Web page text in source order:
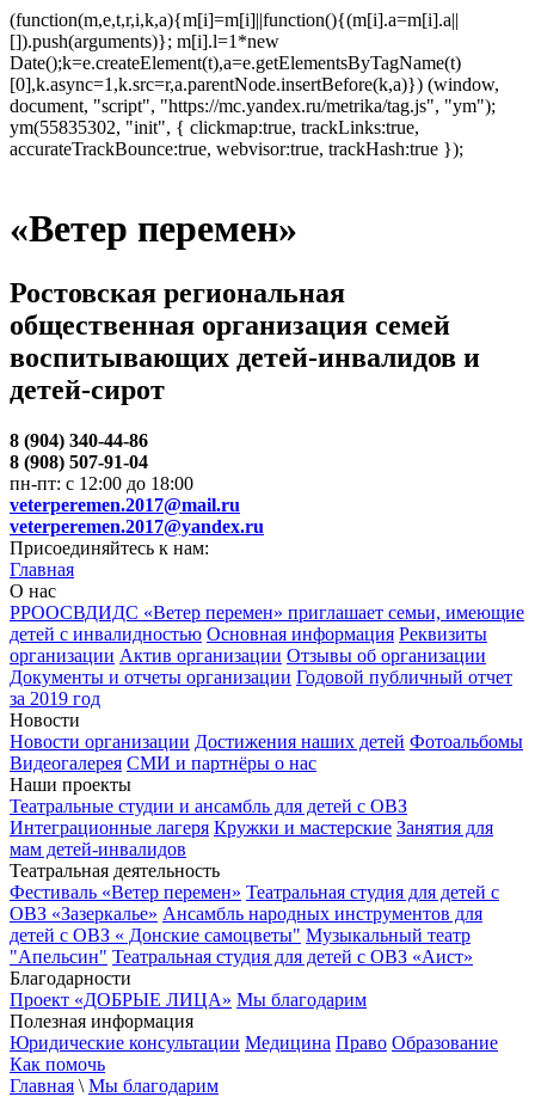
(function(m,e,t,r,i,k,a){m[i]=m[i]||function(){(m[i].a=m[i].a||
[]).push(arguments)}; m[i].l=1*new
Date();k=e.createElement(t),a=e.getElementsByTagName(t)
[0],k.async=1,k.src=r,a.parentNode.insertBefore(k,a)}) (window,
document, "script", "https://mc.yandex.ru/metrika/tag.js", "ym");
ym(55835302, "init", { clickmap:true, trackLinks:true,
accurateTrackBounce:true, webvisor:true, trackHash:true });
«Ветер перемен»
Ростовская региональная
общественная организация семей
воспитывающих детей-инвалидов и
детей-сирот
8 (904) 340-44-86
8 (908) 507-91-04
пн-пт: с 12:00 до 18:00
veterperemen.2017@mail.ru
veterperemen.2017@yandex.ru
Присоединяйтесь к нам:
Главная
О нас
РРООСВДИДС «Ветер перемен» приглашает семьи, имеющие
детей с инвалидностью Основная информация Реквизиты
организации Актив организации Отзывы об организации
Документы и отчеты организации Годовой публичный отчет
за 2019 год
Новости
Новости организации Достижения наших детей Фотоальбомы
Видеогалерея СМИ и партнёры о нас
Наши проекты
Театральные студии и ансамбль для детей с ОВЗ
Интеграционные лагеря Кружки и мастерские Занятия для
мам детей-инвалидов
Театральная деятельность
Фестиваль «Ветер перемен» Театральная студия для детей с
ОВЗ «Зазеркалье» Ансамбль народных инструментов для
детей с ОВЗ « Донские самоцветы" Музыкальный театр
"Апельсин" Театральная студия для детей с ОВЗ «Аист»
Благодарности
Проект «ДОБРЫЕ ЛИЦА» Мы благодарим
Полезная информация
Юридические консультации Медицина Право Образование
Как помочь
Главная \ Мы благодарим